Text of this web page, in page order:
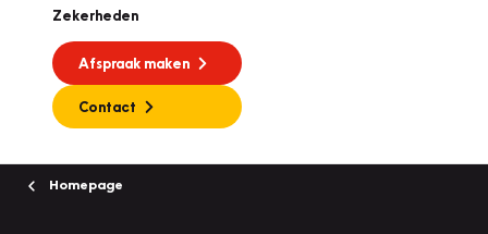
Zekerheden
Afspraak maken
Contact
Homepage